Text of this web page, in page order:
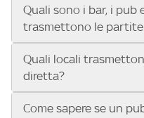
Quali sono i bar, i pub
trasmettono le partite
Se cerchi un bar, pub,
vedere le partite di Serie A
UEFA Champions League,
Conference League, il
Quali locali
diretta?
Vuoi sapere quali bar,
Come sapere se un